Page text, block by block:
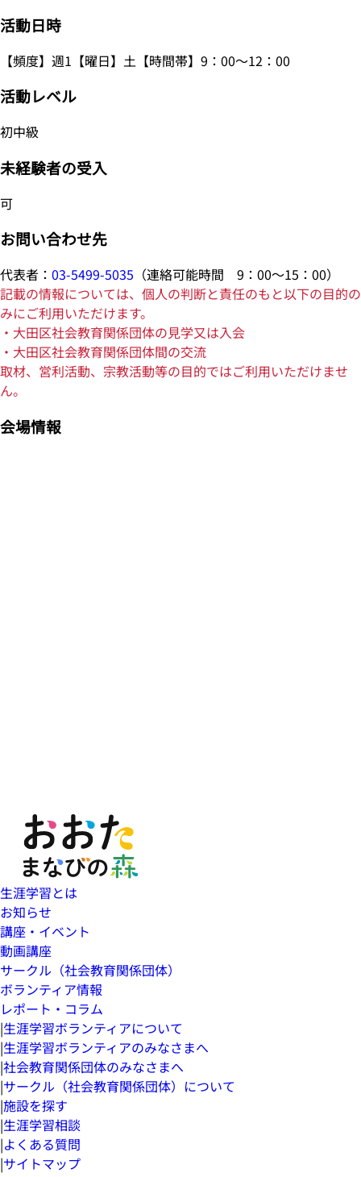
活動日時
【頻度】週1【曜日】土【時間帯】9：00～12：00
活動レベル
初中級
未経験者の受入
可
お問い合わせ先
代表者： 03-5499-5035 （連絡可能時間 9：00～15：00）
記載の情報については、個人の判断と責任のもと以下の目的の
みにご利用いただけます。
・大田区社会教育関係団体の見学又は入会
・大田区社会教育関係団体間の交流
取材、営利活動、宗教活動等の目的ではご利用いただけませ
ん。
会場情報
生涯学習とは
お知らせ
講座・イベント
動画講座
サークル（社会教育関係団体）
ボランティア情報
レポート・コラム
|生涯学習ボランティアについて
|生涯学習ボランティアのみなさまへ
|社会教育関係団体のみなさまへ
|サークル（社会教育関係団体）について
|施設を探す
|生涯学習相談
|よくある質問
|サイトマップ